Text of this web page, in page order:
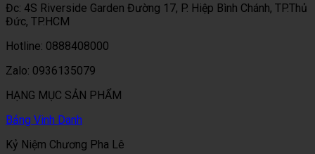
Đc: 4S Riverside Garden Đường 17, P. Hiệp Bình Chánh, TP.Thủ
Đức, TP.HCM
Hotline: 0888408000
Zalo: 0936135079
HẠNG MỤC SẢN PHẨM
Bảng Vinh Danh
Kỷ Niệm Chương Pha Lê